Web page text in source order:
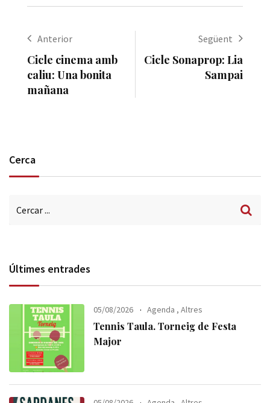
Anterior
Cicle cinema amb
caliu: Una bonita
mañana
Següent
Cicle Sonaprop: Lia
Sampai
Cerca
Últimes entrades
05/08/2026 Agenda ,Altres
Tennis Taula. Torneig de Festa
Major